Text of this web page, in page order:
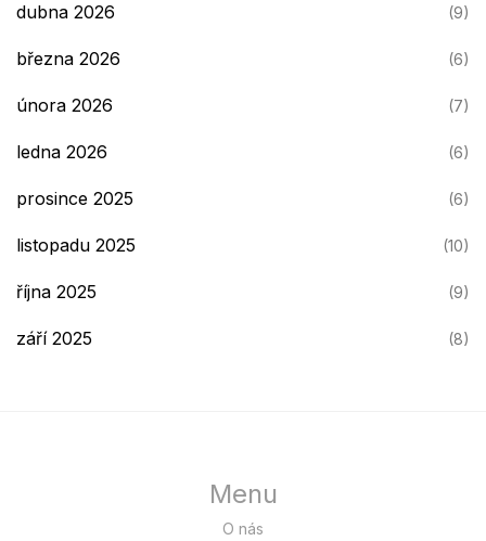
dubna 2026 (9)
března 2026 (6)
února 2026 (7)
ledna 2026 (6)
prosince 2025 (6)
listopadu 2025 (10)
října 2025 (9)
září 2025 (8)
Menu
O nás